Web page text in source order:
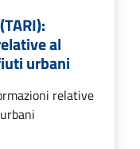
al
urbani
relative